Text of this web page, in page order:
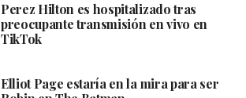
Perez Hilton es hospitalizado tras
preocupante transmisión en vivo en
TikTok
Elliot Page estaría en la mira para ser